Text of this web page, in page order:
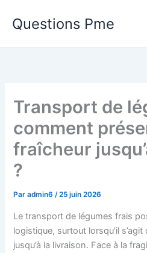
Questions Pme
Transport de
comment
fraîcheur
?
Paradmin6/25 juin 2026
Le transport de légumes frais
logistique, surtout lorsqu’il
jusqu’à la livraison. Face à la